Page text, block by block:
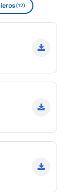
(12)